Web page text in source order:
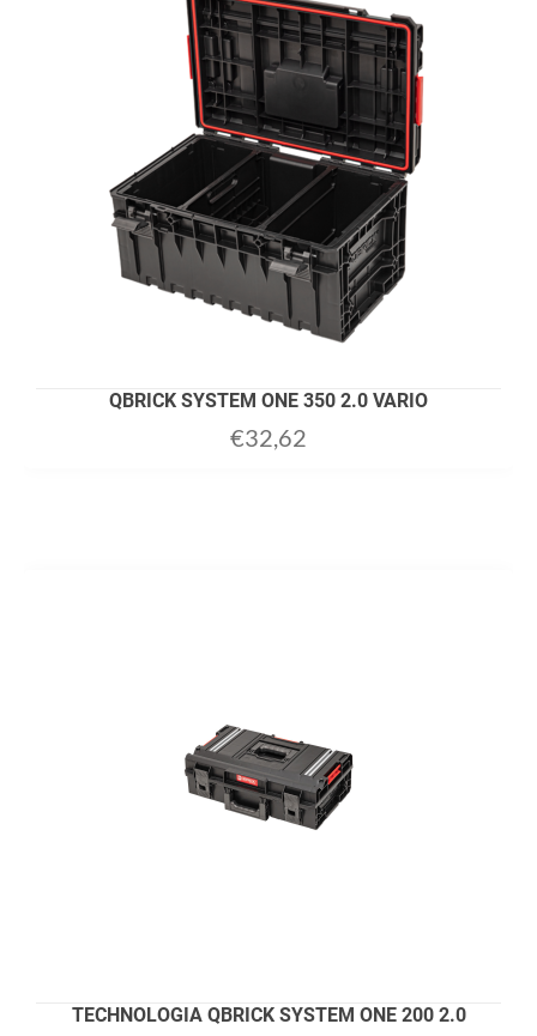
QBRICK SYSTEM ONE 350 2.0 VARIO
€32,62
TECHNOLOGIA QBRICK SYSTEM ONE 200 2.0